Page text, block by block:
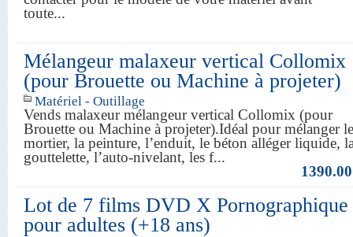
toute...
Mélangeur malaxeur vertical Collomix
(pour Brouette ou Machine à projeter)
Matériel - Outillage
Vends malaxeur mélangeur vertical Collomix (pour
Brouette ou Machine à projeter).Idéal pour mélanger le
mortier, la peinture, l’enduit, le béton alléger liquide,
gouttelette, l’auto-nivelant, les f...
Lot de 7 films DVD X Pornographique
pour adultes (+18 ans)